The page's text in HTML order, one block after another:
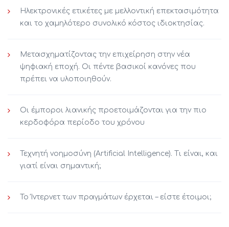
Ηλεκτρονικές ετικέτες με μελλοντική επεκτασιμότητα
και το χαμηλότερο συνολικό κόστος ιδιοκτησίας.
Μετασχηματίζοντας την επιχείρηση στην νέα
ψηφιακή εποχή. Οι πέντε βασικοί κανόνες που
πρέπει να υλοποιηθούν.
Οι έμποροι λιανικής προετοιμάζονται για την πιο
κερδοφόρα περίοδο του χρόνου
Τεχνητή νοημοσύνη (Artificial Intelligence). Τι είναι, και
γιατί είναι σημαντική;
Το Ίντερνετ των πραγμάτων έρχεται – είστε έτοιμοι;